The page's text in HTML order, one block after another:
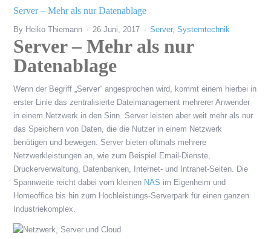
Server – Mehr als nur Datenablage
By Heiko Thiemann 26 Juni, 2017 Server,Systemtechnik
Server – Mehr als nur
Datenablage
Wenn der Begriff „Server“ angesprochen wird, kommt einem hierbei in
erster Linie das zentralisierte Dateimanagement mehrerer Anwender
in einem Netzwerk in den Sinn. Server leisten aber weit mehr als nur
das Speichern von Daten, die die Nutzer in einem Netzwerk
benötigen und bewegen. Server bieten oftmals mehrere
Netzwerkleistungen an, wie zum Beispiel Email-Dienste,
Druckerverwaltung, Datenbanken, Internet- und Intranet-Seiten. Die
Spannweite reicht dabei vom kleinen NAS im Eigenheim und
Homeoffice bis hin zum Hochleistungs-Serverpark für einen ganzen
Industriekomplex.